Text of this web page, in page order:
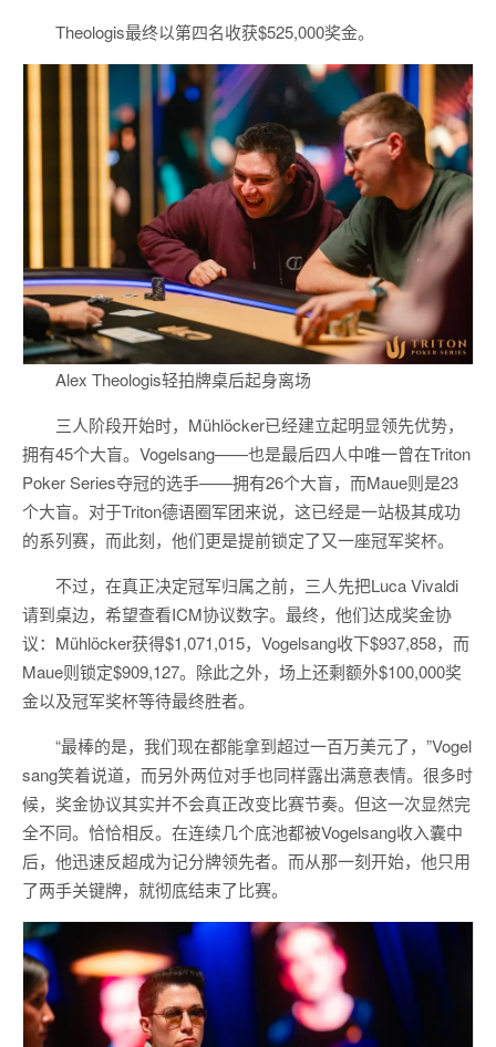
Theologis最终以第四名收获$525,000奖金。
Alex Theologis轻拍牌桌后起身离场
三人阶段开始时，Mühlöcker已经建立起明显领先优势，
拥有45个大盲。Vogelsang——也是最后四人中唯一曾在Triton
Poker Series夺冠的选手——拥有26个大盲，而Maue则是23
个大盲。对于Triton德语圈军团来说，这已经是一站极其成功
的系列赛，而此刻，他们更是提前锁定了又一座冠军奖杯。
不过，在真正决定冠军归属之前，三人先把Luca Vivaldi
请到桌边，希望查看ICM协议数字。最终，他们达成奖金协
议：Mühlöcker获得$1,071,015，Vogelsang收下$937,858，而
Maue则锁定$909,127。除此之外，场上还剩额外$100,000奖
金以及冠军奖杯等待最终胜者。
“最棒的是，我们现在都能拿到超过一百万美元了，”Vogel
sang笑着说道，而另外两位对手也同样露出满意表情。很多时
候，奖金协议其实并不会真正改变比赛节奏。但这一次显然完
全不同。恰恰相反。在连续几个底池都被Vogelsang收入囊中
后，他迅速反超成为记分牌领先者。而从那一刻开始，他只用
了两手关键牌，就彻底结束了比赛。